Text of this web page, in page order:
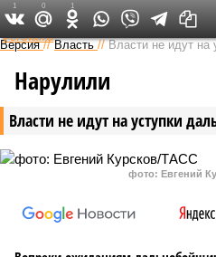
Федеральный
Версия //Власть //Власти не идут на
Власти не идут на уступки
Нарулили
фото: Евгений
1 0 1